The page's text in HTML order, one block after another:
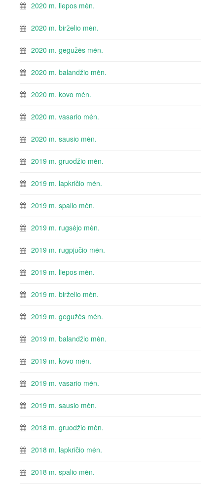
2020 m. liepos mėn.
2020 m. birželio mėn.
2020 m. gegužės mėn.
2020 m. balandžio mėn.
2020 m. kovo mėn.
2020 m. vasario mėn.
2020 m. sausio mėn.
2019 m. gruodžio mėn.
2019 m. lapkričio mėn.
2019 m. spalio mėn.
2019 m. rugsėjo mėn.
2019 m. rugpjūčio mėn.
2019 m. liepos mėn.
2019 m. birželio mėn.
2019 m. gegužės mėn.
2019 m. balandžio mėn.
2019 m. kovo mėn.
2019 m. vasario mėn.
2019 m. sausio mėn.
2018 m. gruodžio mėn.
2018 m. lapkričio mėn.
2018 m. spalio mėn.